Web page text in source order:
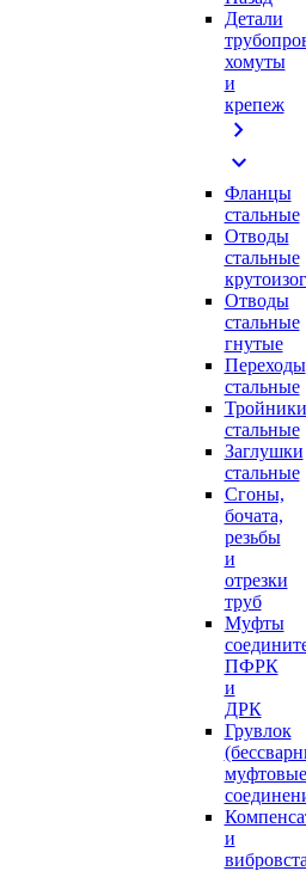
Детали
хомуты
и
крепеж
chevron_right
expand_more
Фланцы
стальные
Отводы
стальные
Отводы
стальные
гнутые
Переходы
стальные
Тройники
стальные
Заглушки
стальные
Сгоны,
бочата,
резьбы
и
отрезки
труб
Муфты
ПФРК
и
ДРК
Грувлок
муфтовые
и